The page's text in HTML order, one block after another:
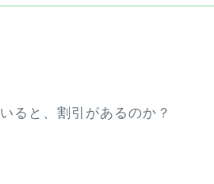
ると、割引があるのか？